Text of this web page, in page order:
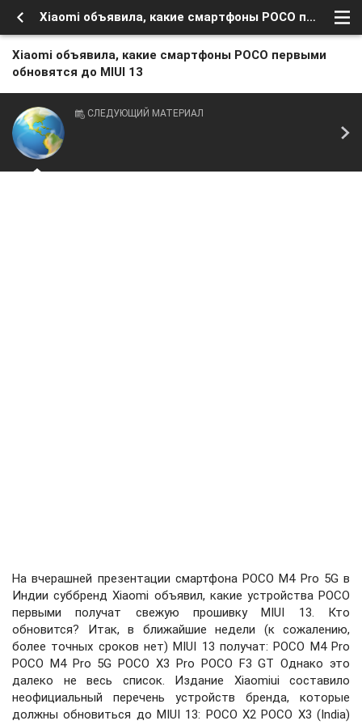
Xiaomi объявила, какие смартфоны POCO первыми обновятся до MIUI 13
Xiaomi объявила, какие смартфоны POCO первыми
обновятся до MIUI 13
СЛЕДУЮЩИЙ МАТЕРИАЛ
На вчерашней презентации смартфона POCO M4 Pro 5G в
Индии суббренд Xiaomi объявил, какие устройства POCO
первыми получат свежую прошивку MIUI 13. Кто
обновится? Итак, в ближайшие недели (к сожалению,
более точных сроков нет) MIUI 13 получат: POCO M4 Pro
POCO M4 Pro 5G POCO X3 Pro POCO F3 GT Однако это
далеко не весь список. Издание Xiaomiui составило
неофициальный перечень устройств бренда, которые
должны обновиться до MIUI 13: POCO X2 POCO X3 (India)